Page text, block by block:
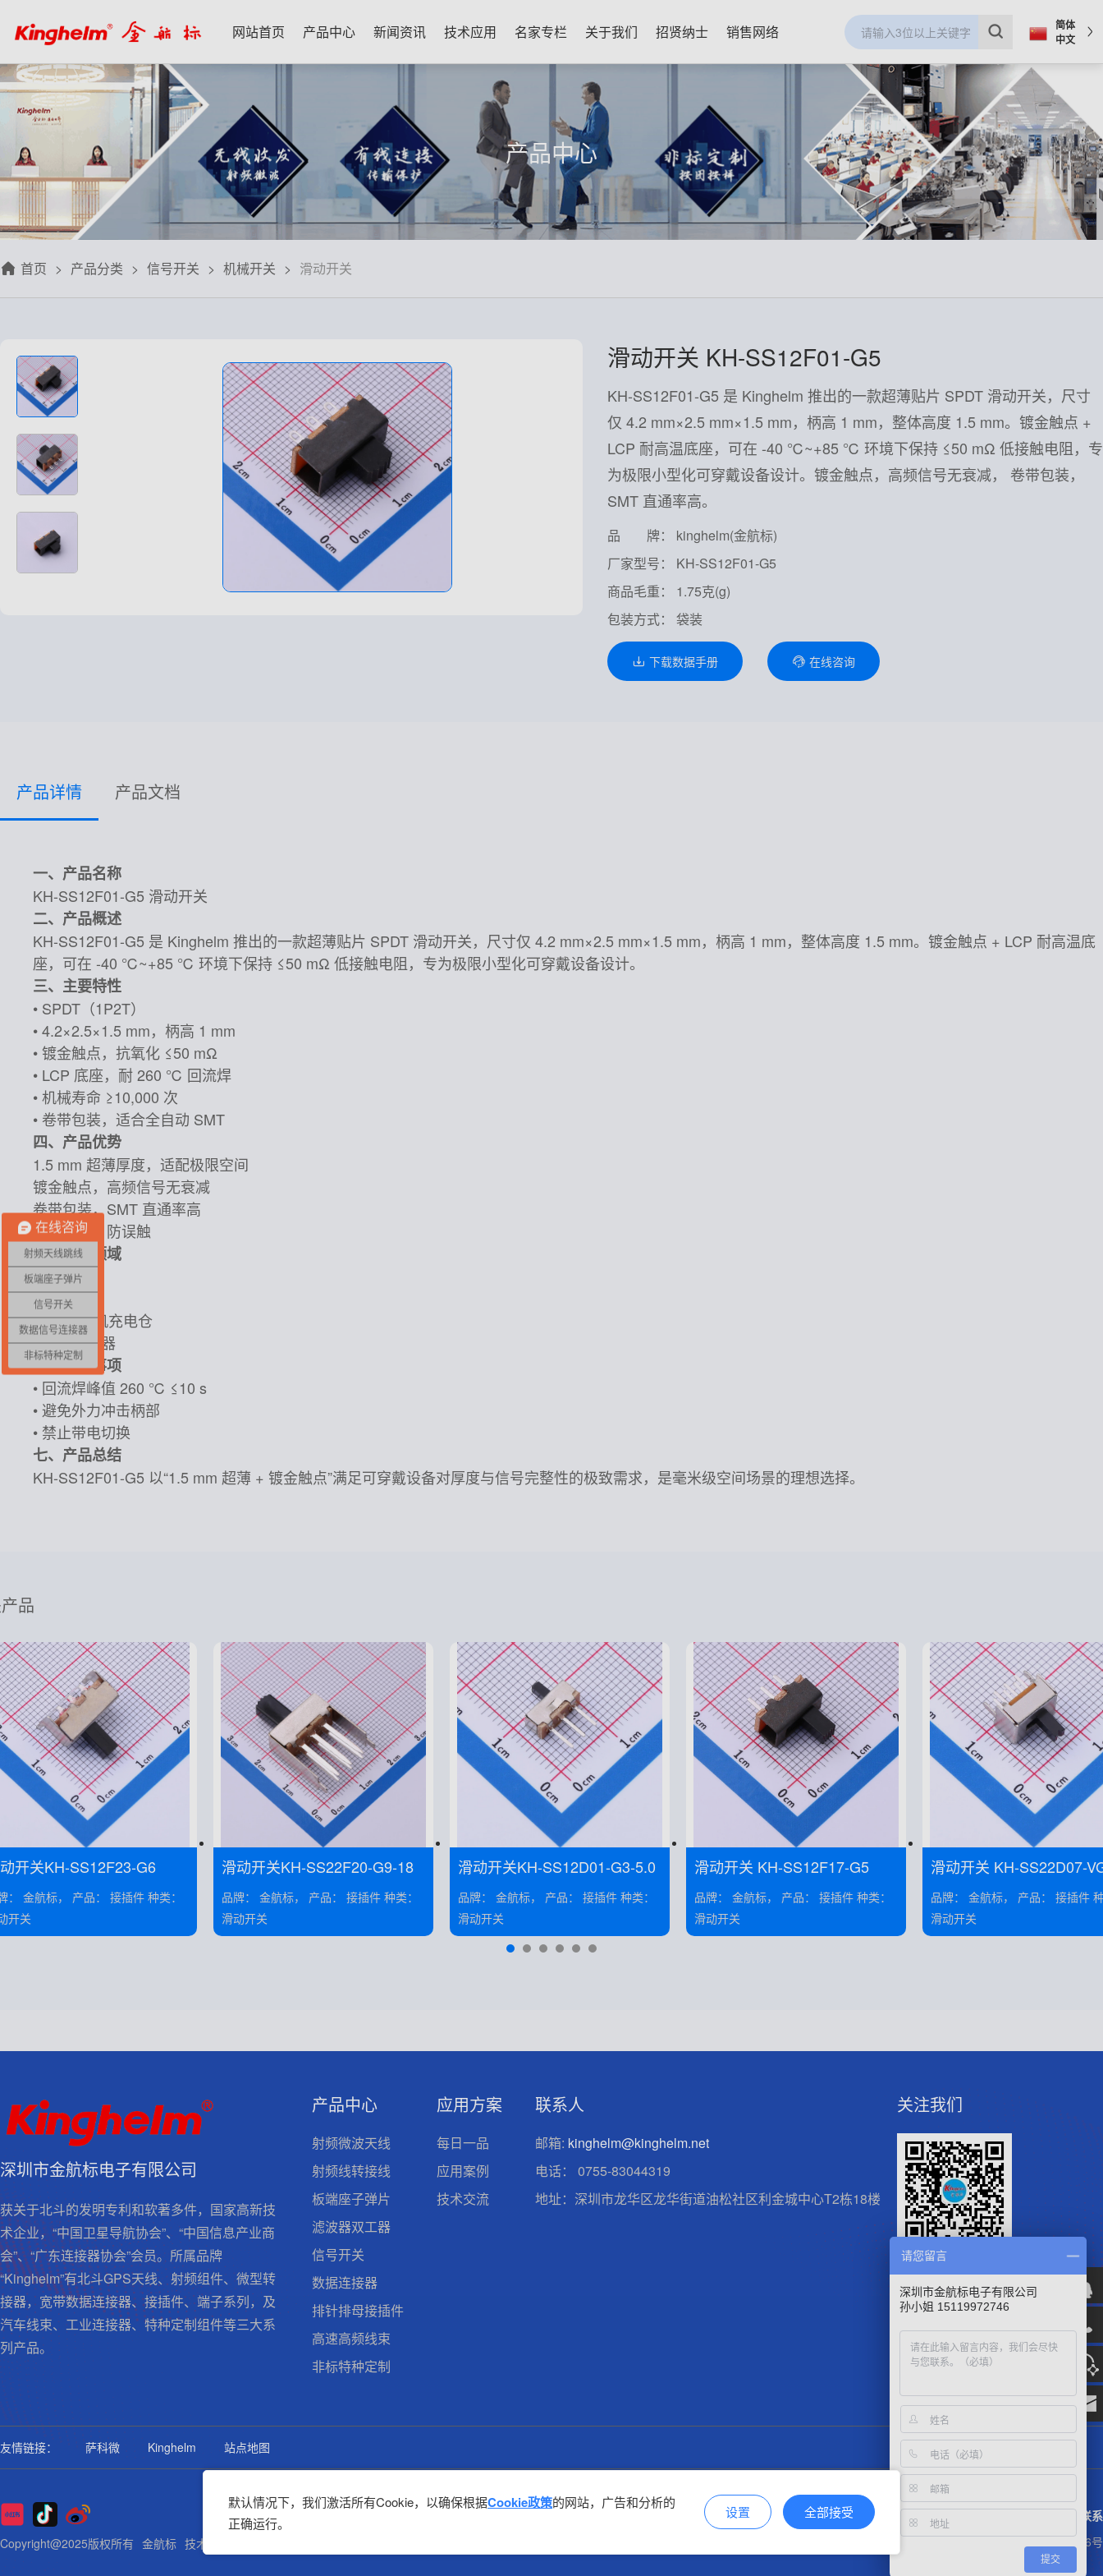
网站首页 产品中心
产品中心
射频微波天线
射频线转接线
板端座子弹片
滤波器双工器
信号开关
高速高频线束
非标特种定制
新闻资讯
新闻资讯
每日芯闻
行业资讯
三八八问
人文荟萃
华强北小百科
技术应用
技术应用
每日一品
应用案例
技术交流
名家专栏
名家专栏
宋仕强
林雪萍
齐大峰
刘大成
朱军山
关于我们
关于我们
关于我们
联系我们
用户协议
隐私政策
免费样品
招贤纳士 销售网络
简体
中文
产品中心
首页 产品分类 信号开关 机械开关 滑动开关
滑动开关 KH-SS12F01-G5
KH-SS12F01-G5 是 Kinghelm 推出的一款超薄贴片 SPDT 滑动开关，尺寸
仅 4.2 mm×2.5 mm×1.5 mm，柄高 1 mm，整体高度 1.5 mm。镀金触点 +
LCP 耐高温底座，可在 -40 ℃~+85 ℃ 环境下保持 ≤50 mΩ 低接触电阻，专
为极限小型化可穿戴设备设计。镀金触点，高频信号无衰减， 卷带包装，
SMT 直通率高。
品 牌： kinghelm(金航标)
厂家型号： KH-SS12F01-G5
商品毛重： 1.75克(g)
包装方式： 袋装
下载数据手册 在线咨询
产品详情 产品文档
一、产品名称
KH-SS12F01-G5 滑动开关
二、产品概述
KH-SS12F01-G5 是 Kinghelm 推出的一款超薄贴片 SPDT 滑动开关，尺寸仅 4.2 mm×2.5 mm×1.5 mm，柄高 1 mm，整体高度 1.5 mm。镀金触点 + LCP 耐高温底
座，可在 -40 ℃~+85 ℃ 环境下保持 ≤50 mΩ 低接触电阻，专为极限小型化可穿戴设备设计。
三、主要特性
• SPDT（1P2T）
• 4.2×2.5×1.5 mm，柄高 1 mm
• 镀金触点，抗氧化 ≤50 mΩ
• LCP 底座，耐 260 ℃ 回流焊
• 机械寿命 ≥10,000 次
• 卷带包装，适合全自动 SMT
四、产品优势
1.5 mm 超薄厚度，适配极限空间
镀金触点，高频信号无衰减
卷带包装，SMT 直通率高
钢珠定位，防误触
五、应用领域
• 智能戒指
• 健康贴片
• TWS 耳机充电仓
• 微型传感器
六、注意事项
• 回流焊峰值 260 ℃ ≤10 s
• 避免外力冲击柄部
• 禁止带电切换
七、产品总结
KH-SS12F01-G5 以“1.5 mm 超薄 + 镀金触点”满足可穿戴设备对厚度与信号完整性的极致需求，是毫米级空间场景的理想选择。
品
开关KH-SS12F23-G6
航标， 产品： 接插件 种类：
开关
滑动开关KH-SS22F20-G9-18
品牌： 金航标， 产品： 接插件 种类：
滑动开关
滑动开关KH-SS12D01-G3-5.0
品牌： 金航标， 产品： 接插件 种类：
滑动开关
滑动开关 KH-SS12F17-G5
品牌： 金航标， 产品： 接插件 种类：
滑动开关
滑动开关 KH-SS22D07-
品牌： 金航标， 产品： 接插件 种类：
滑动开关
深圳市金航标电子有限公司
获关于北斗的发明专利和软著多件，国家高新技
术企业，“中国卫星导航协会”、“中国信息产业商
会”、“广东连接器协会”会员。所属品牌
“Kinghelm”有北斗GPS天线、射频组件、微型转
接器，宽带数据连接器、接插件、端子系列，及
汽车线束、工业连接器、特种定制组件等三大系
列产品。
产品中心
射频微波天线
射频线转接线
板端座子弹片
滤波器双工器
信号开关
数据连接器
排针排母接插件
高速高频线束
非标特种定制
应用方案
每日一品
应用案例
技术交流
联系人
邮箱: kinghelm@kinghelm.net
电话：
0755-83044319
地址：深圳市龙华区龙华街道油松社区利金城中心T2栋18楼
关注我们
微信官方公众号
友情链接： 萨科微 Kinghelm 站点地图
Copyright@2025版权所有 金航标 技术支持: 集群科技
联系
粤公网安备44030002007346号
设置 全部接受
默认情况下，我们激活所有Cookie，以确保根据Cookie政策的网站，广告和分析的
正确运行。
在线咨询
射频天线跳线
板端座子弹片
信号开关
数据信号连接器
非标特种定制
请您留言
深圳市金航标电子有限公司
孙小姐 15119972746
提交